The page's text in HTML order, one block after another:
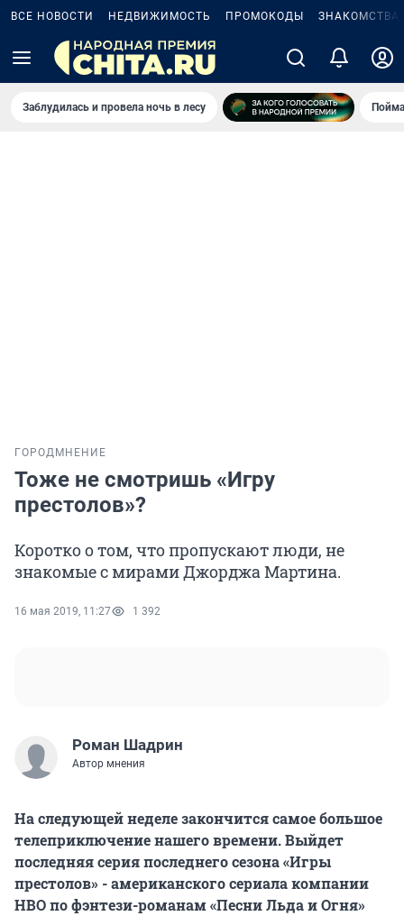
ВСЕ НОВОСТИ НЕДВИЖИМОСТЬ ПРОМОКОДЫ ЗНАКОМСТВА
Заблудилась и провела ночь в лесу
ГОРОД МНЕНИЕ
Тоже не смотришь «Игру
престолов»?
Коротко о том, что пропускают люди, не
знакомые с мирами Джорджа Мартина.
16 мая 2019, 11:27 1 392
Роман Шадрин
Автор мнения
На следующей неделе закончится самое большое
телеприключение нашего времени. Выйдет
последняя серия последнего сезона «Игры
престолов» - американского сериала компании
HBO по фэнтези-романам «Песни Льда и Огня»